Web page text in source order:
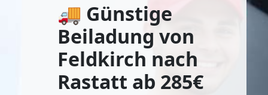
🚚 Günstige
Beiladung von
Feldkirch nach
Rastatt ab 285€